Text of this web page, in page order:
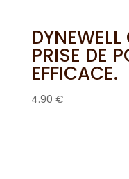
PRISE DE
EFFICACE.
4.90 €